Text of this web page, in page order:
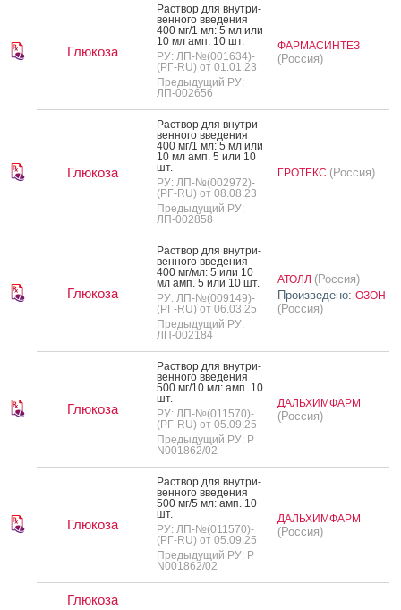
Глюкоза
Рас­твор для внут­ри­
вен­но­го вве­дения
400 мг/1 мл: 5 мл или
10 мл амп. 10 шт.
РУ: ЛП-№(001634)-
(РГ-RU) от 01.01.23
Предыдущий РУ:
ЛП-002656
ФАРМАСИНТЕЗ
(Россия)
Глюкоза
Рас­твор для внут­ри­
вен­но­го вве­дения
400 мг/1 мл: 5 мл или
10 мл амп. 5 или 10
шт.
РУ: ЛП-№(002972)-
(РГ-RU) от 08.08.23
Предыдущий РУ:
ЛП-002858
ГРОТЕКС (Россия)
Глюкоза
Рас­твор для внут­ри­
вен­но­го вве­дения
400 мг/мл: 5 или 10
мл амп. 5 или 10 шт.
РУ: ЛП-№(009149)-
(РГ-RU) от 06.03.25
Предыдущий РУ:
ЛП-002184
АТОЛЛ (Россия)
Произведено: ОЗОН
(Россия)
Глюкоза
Рас­твор для внут­ри­
вен­но­го вве­дения
500 мг/10 мл: амп. 10
шт.
РУ: ЛП-№(011570)-
(РГ-RU) от 05.09.25
Предыдущий РУ: Р
N001862/02
ДАЛЬХИМФАРМ
(Россия)
Глюкоза
Рас­твор для внут­ри­
вен­но­го вве­дения
500 мг/5 мл: амп. 10
шт.
РУ: ЛП-№(011570)-
(РГ-RU) от 05.09.25
Предыдущий РУ: Р
N001862/02
ДАЛЬХИМФАРМ
(Россия)
Глюкоза